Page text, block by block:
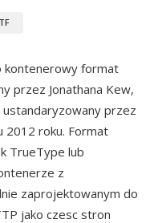
kontenerowy format
przez Jonathana Kew,
ustandaryzowany przez
2012 roku. Format
TrueType lub
z
zaprojektowanym do
jako czesc stron